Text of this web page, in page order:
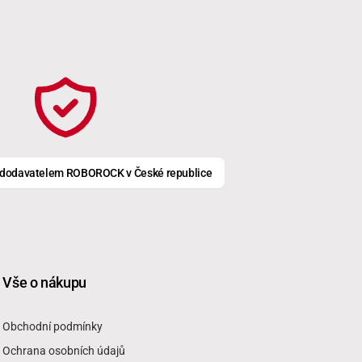
ROBOROCK v České republice
Vše o nákupu
Obchodní podmínky
Ochrana osobních údajů